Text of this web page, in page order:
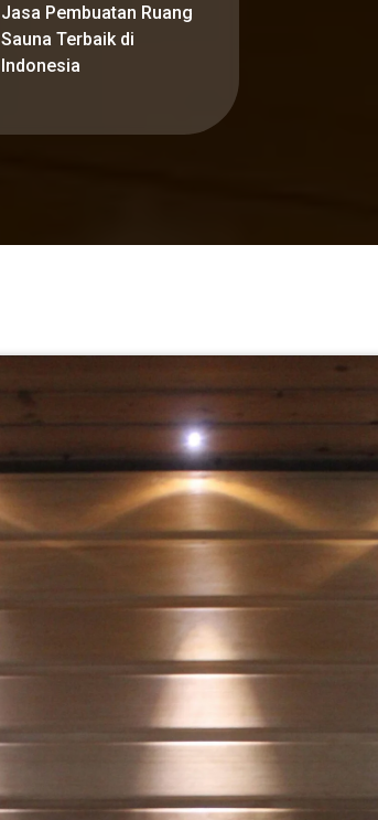
Jasa Pembuatan Ruang
Sauna Terbaik di
Indonesia